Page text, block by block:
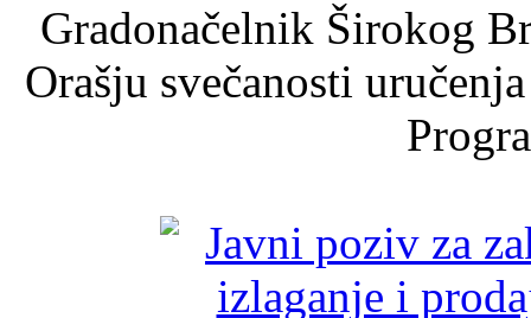
Gradonačelnik Širokog
Orašju svečanosti